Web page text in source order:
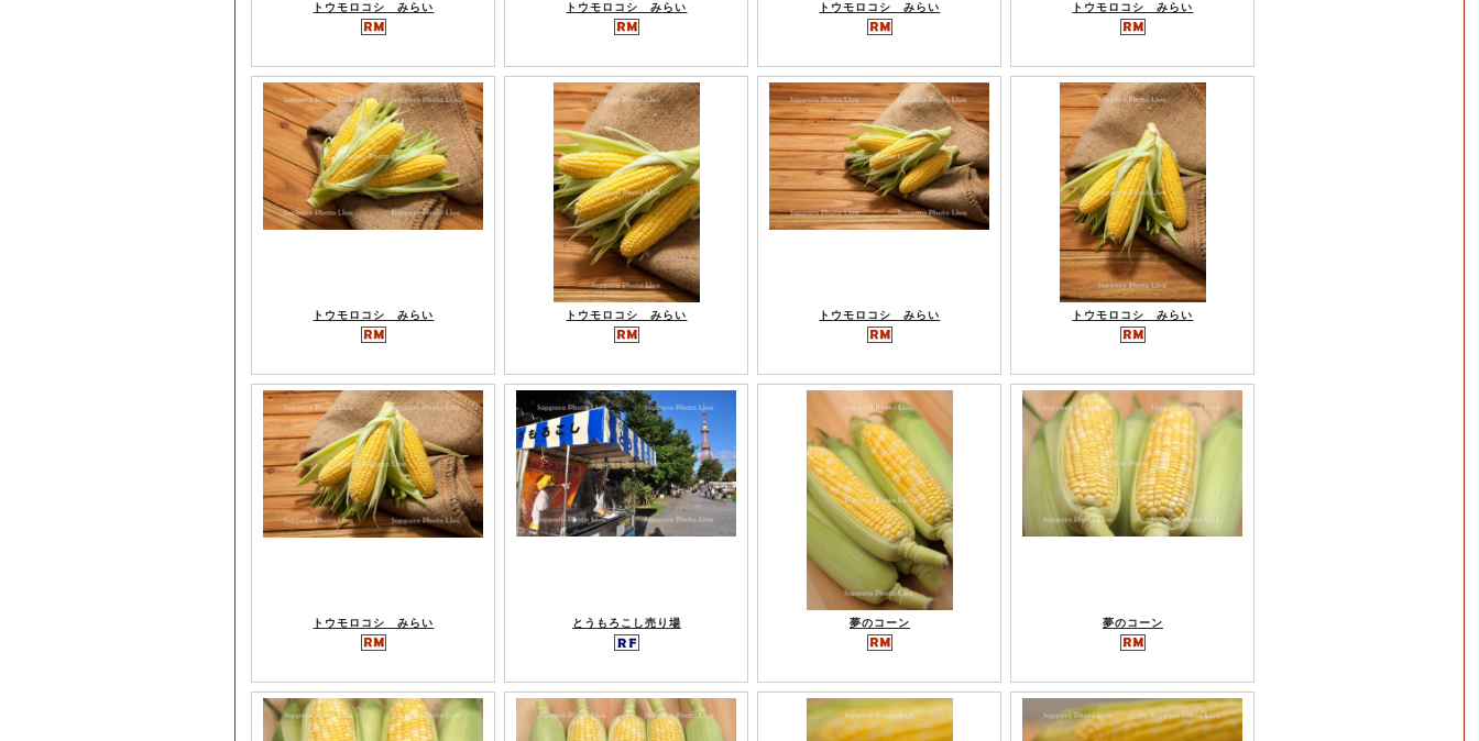
トウモロコシ みらい トウモロコシ みらい トウモロコシ みらい トウモロコシ みらい
トウモロコシ みらい トウモロコシ みらい トウモロコシ みらい トウモロコシ みらい
トウモロコシ みらい とうもろこし売り場 夢のコーン 夢のコーン